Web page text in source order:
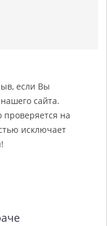
если Вы
сайта.
на
исключает